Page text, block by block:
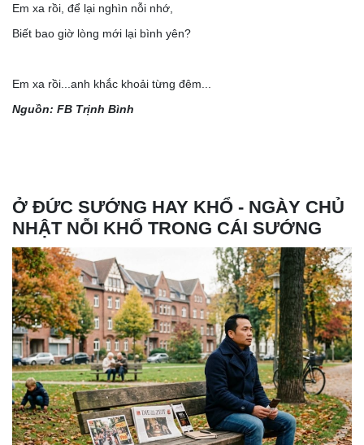
Em xa rồi, để lại nghìn nỗi nhớ,
Biết bao giờ lòng mới lại bình yên?
Em xa rồi...anh khắc khoải từng đêm...
Nguồn: FB Trịnh Bình
Ở ĐỨC SƯỚNG HAY KHỔ - NGÀY CHỦ
NHẬT NỖI KHỔ TRONG CÁI SƯỚNG